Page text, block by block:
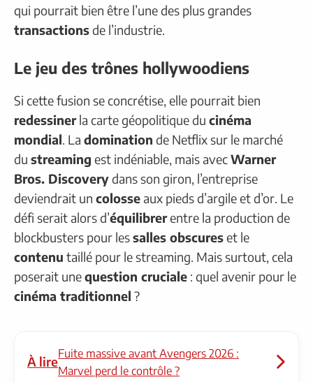
qui pourrait bien être l’une des plus grandes
transactionsde l’industrie.
Le jeu des trônes hollywoodiens
Si cette fusion se concrétise, elle pourrait bien
redessinerla carte géopolitique du cinéma
mondial. La domination de Netflix sur le marché
du streaming est indéniable, mais avecWarner
Bros. Discoverydans son giron, l’entreprise
deviendrait un colosseaux pieds d’argile et d’or. Le
défi serait alors d’équilibrerentre la production de
blockbusters pour lessalles obscureset le
contenu taillé pour le streaming. Mais surtout, cela
poserait unequestion cruciale : quel avenir pour le
cinéma traditionnel ?
À lire
Fuite massive avant Avengers 2026 :
Marvel perd le contrôle ?